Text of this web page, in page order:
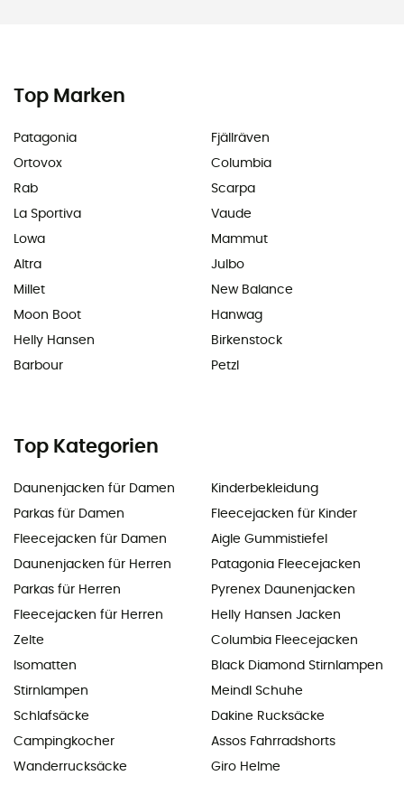
Top Marken
Patagonia
Ortovox
Rab
La Sportiva
Lowa
Altra
Millet
Moon Boot
Helly Hansen
Barbour
Fjällräven
Columbia
Scarpa
Vaude
Mammut
Julbo
New Balance
Hanwag
Birkenstock
Petzl
Top Kategorien
Daunenjacken für Damen
Parkas für Damen
Fleecejacken für Damen
Daunenjacken für Herren
Parkas für Herren
Fleecejacken für Herren
Zelte
Isomatten
Stirnlampen
Schlafsäcke
Campingkocher
Wanderrucksäcke
Kinderbekleidung
Fleecejacken für Kinder
Aigle Gummistiefel
Patagonia Fleecejacken
Pyrenex Daunenjacken
Helly Hansen Jacken
Columbia Fleecejacken
Black Diamond Stirnlampen
Meindl Schuhe
Dakine Rucksäcke
Assos Fahrradshorts
Giro Helme